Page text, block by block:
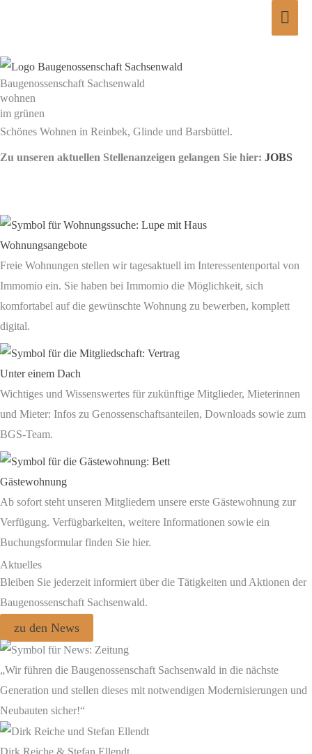
Baugenossenschaft Sachsenwald
wohnen
im grünen
Schönes Wohnen in Reinbek, Glinde und Barsbüttel.
Zu unseren aktuellen Stellenanzeigen gelangen Sie hier: JOBS
Wohnungsangebote
Freie Wohnungen stellen wir tagesaktuell im Interessentenportal von
Immomio ein. Sie haben bei Immomio die Möglichkeit, sich
komfortabel auf die gewünschte Wohnung zu bewerben, komplett
digital.
Unter einem Dach
Wichtiges und Wissenswertes für zukünftige Mitglieder, Mieterinnen
und Mieter: Infos zu Genossenschaftsanteilen, Downloads sowie zum
BGS-Team.
Gästewohnung
Ab sofort steht unseren Mitgliedern unsere erste Gästewohnung zur
Verfügung. Verfügbarkeiten, weitere Informationen sowie ein
Buchungsformular finden Sie hier.
Aktuelles
Bleiben Sie jederzeit informiert über die Tätigkeiten und Aktionen der
Baugenossenschaft Sachsenwald.
zu den News
„Wir führen die Baugenossenschaft Sachsenwald in die nächste
Generation und stellen dieses mit notwendigen Modernisierungen und
Neubauten sicher!“